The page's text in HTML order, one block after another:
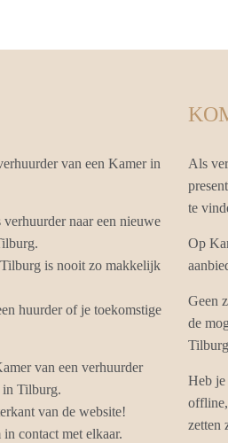
van een Kamer in
naar een nieuwe
is nooit zo makkelijk
huurder of je toekomstige
van een verhuurder
in Tilburg.
van de website!
contact met elkaar.
Als
te
Op
Geen
de
Heb
zetten